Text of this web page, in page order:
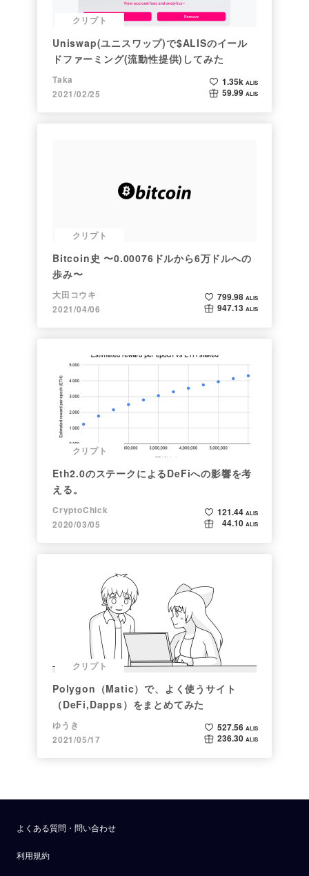
クリプト
Uniswap(ユニスワップ)で$ALISのイール
ドファーミング(流動性提供)してみた
Taka
2021/02/25
1.35k ALIS
59.99 ALIS
クリプト
Bitcoin史 〜0.00076ドルから6万ドルへの
歩み〜
大田コウキ
2021/04/06
799.98 ALIS
947.13 ALIS
クリプト
Eth2.0のステークによるDeFiへの影響を考
える。
CryptoChick
2020/03/05
121.44 ALIS
44.10 ALIS
クリプト
Polygon（Matic）で、よく使うサイト
（DeFi,Dapps）をまとめてみた
ゆうき
2021/05/17
527.56 ALIS
236.30 ALIS
よくある質問・問い合わせ
利用規約